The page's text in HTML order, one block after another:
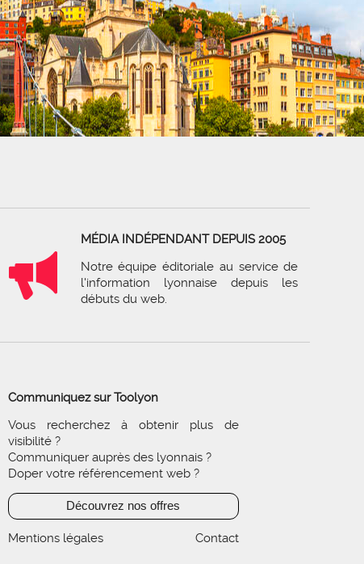
MÉDIA INDÉPENDANT DEPUIS 2005
Notre équipe éditoriale au service de
l'information lyonnaise depuis les
débuts du web.
Communiquez sur Toolyon
Vous recherchez à obtenir plus de
visibilité ?
Communiquer auprès des lyonnais ?
Doper votre référencement web ?
Découvrez nos offres
Mentions légales Contact